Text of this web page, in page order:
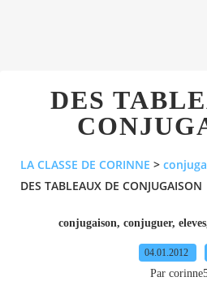
DES
LA CLASSE DE CORINNE >
DES TABLEAUX DE CONJUGAISON
conjugaison, conjuguer, eleves
04.01.2012
Par